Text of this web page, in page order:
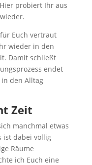
probiert Ihr aus
Euch vertraut
wieder in den
Damit schließt
endet
den Alltag
Zeit
manchmal etwas
ist dabei völlig
Räume
ich Euch eine